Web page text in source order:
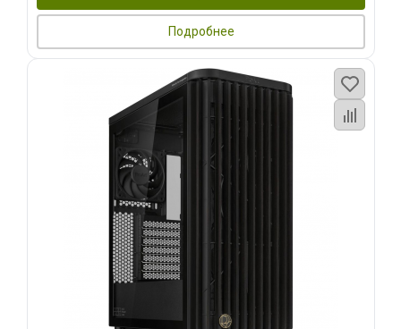
Подробнее